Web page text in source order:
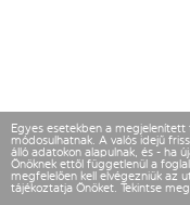
Egyes esetekben a
módosulhatnak. A valós idejű
álló adatokon alapulnak, és - ha
Önöknek ettől függetlenül a
megfelelően kell elvégezniük az
tájékoztatja Önöket. Tekintse